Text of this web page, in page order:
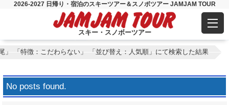
2026-2027 日帰り・宿泊のスキーツアー＆スノボツアー JAMJAM TOUR
スキー・スノボーツアー
「特徴：こだわらない」 「並び替え：人気順」にて検索した結果
No posts found.